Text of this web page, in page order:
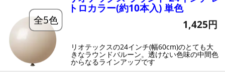
全5色
トロカラー(約10本入) 単色
1,425円
リオテックスの24インチ(幅60cm)のとても大
きなラウンドバルーン。透けない色味の中間色
からなるラインアップです